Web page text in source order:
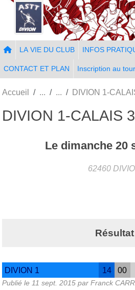
LA VIE DU CLUB INFOS
CONTACT ET PLAN Inscription au
Accueil DIVION 1-
DIVION 1-CALAIS 3
Le dimanche 20
62460
Résultat
DIVION 1 14 00
Publié le 11 sept. 2015 par Franck
Panneau de gestion des cookies